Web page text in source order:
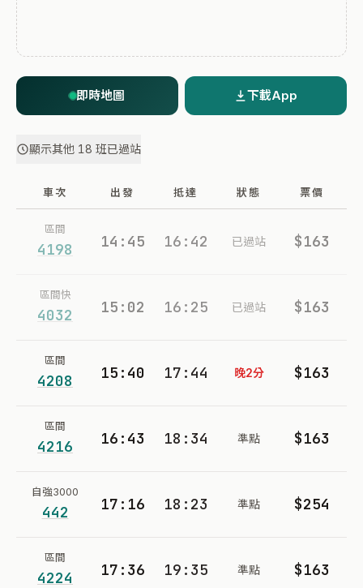
即時地圖 下載App
顯示其他 18 班已過站
車次 出發 抵達 狀態 票價
區間
4198 14:45 16:42 已過站 $163
區間快
4032 15:02 16:25 已過站 $163
區間
4208 15:40 17:44 晚2分 $163
區間
4216 16:43 18:34 準點 $163
自強3000
442 17:16 18:23 準點 $254
區間
4224 17:36 19:35 準點 $163